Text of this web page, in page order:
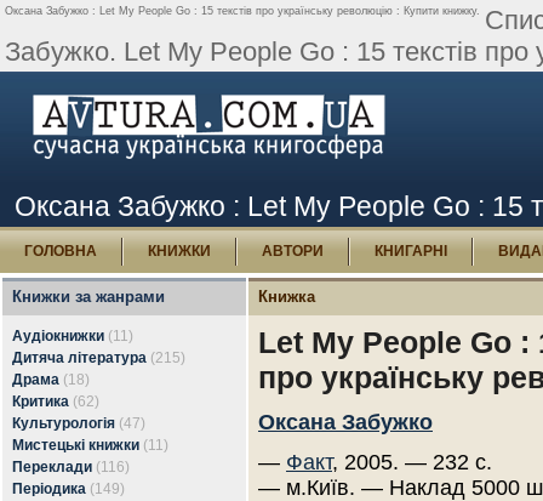
Оксана Забужко : Let My People Go : 15 текстів про українську революцію : Купити книжку.
Забужко. Let My People Go : 15 текстів про
Оксана Забужко : Let My People Go : 15
ГОЛОВНА КНИЖКИ АВТОРИ КНИГАРНІ
Книжки за жанрами
Аудіокнижки (11)
Дитяча література (215)
Драма (18)
Критика (62)
Культурологія (47)
Мистецькі книжки (11)
Переклади (116)
Періодика (149)
Книжка
Let My People Go :
про українську
Оксана Забужко
— Факт, 2005. — 232 с.
— м.Київ. — Наклад 5000